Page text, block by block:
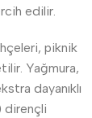
edilir.
piknik
Yağmura,
dayanıklı
dirençli